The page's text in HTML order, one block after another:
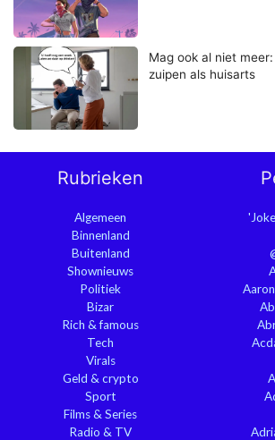
Mag ook al niet
zuipen als huisarts
Rubrieken
Algemeen
Binnenland
Buitenland
Shownieuws
Politiek
Bizar
Rich & famous
Tech
Virals
Geld & crypto
Sport
Films & Series
Radio & TV